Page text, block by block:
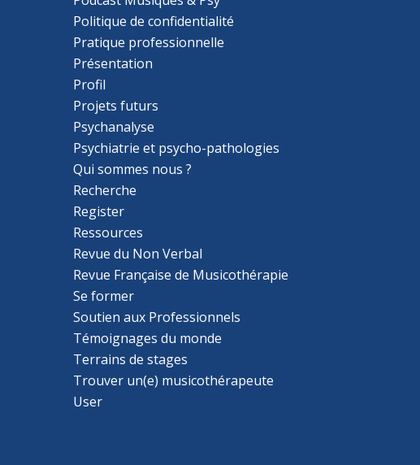
Politique de confidentialité
Pratique professionnelle
Présentation
Profil
Projets futurs
Psychanalyse
Psychiatrie et psycho-pathologies
Qui sommes nous ?
Recherche
Register
Ressources
Revue du Non Verbal
Revue Française de Musicothérapie
Se former
Soutien aux Professionnels
Témoignages du monde
Terrains de stages
Trouver un(e) musicothérapeute
User